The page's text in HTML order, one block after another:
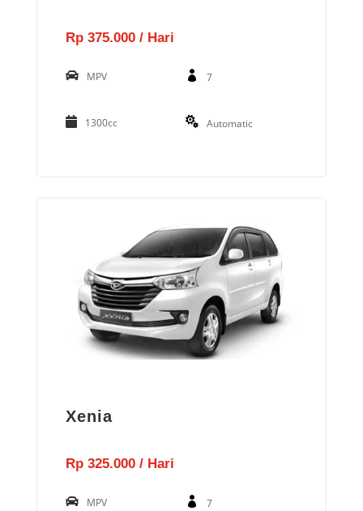
Rp 375.000 / Hari
MPV 7
1300cc Automatic
Xenia
Rp 325.000 / Hari
MPV 7